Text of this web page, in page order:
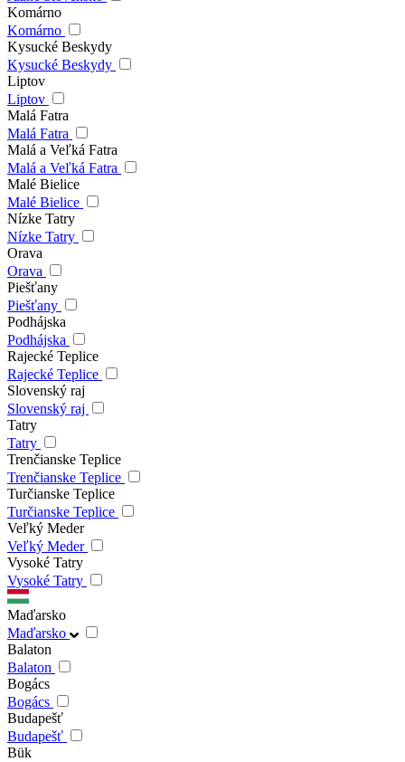
Komárno
Komárno
Kysucké Beskydy
Kysucké Beskydy
Liptov
Liptov
Malá Fatra
Malá Fatra
Malá a Veľká Fatra
Malá a Veľká Fatra
Malé Bielice
Malé Bielice
Nízke Tatry
Nízke Tatry
Orava
Orava
Piešťany
Piešťany
Podhájska
Podhájska
Rajecké Teplice
Rajecké Teplice
Slovenský raj
Slovenský raj
Tatry
Tatry
Trenčianske Teplice
Trenčianske Teplice
Turčianske Teplice
Turčianske Teplice
Veľký Meder
Veľký Meder
Vysoké Tatry
Vysoké Tatry
Maďarsko
Maďarsko
Balaton
Balaton
Bogács
Bogács
Budapešť
Budapešť
Bük